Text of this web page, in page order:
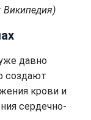
Википедия)
давно
создают
крови и
сердечно-